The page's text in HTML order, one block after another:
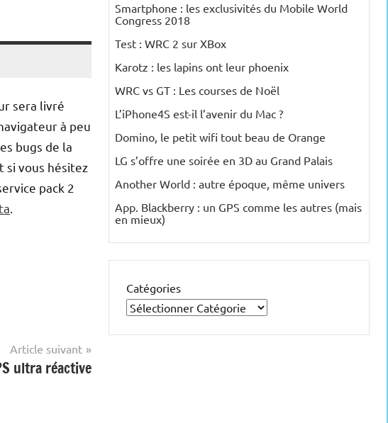
sera livré
à peu
bugs de la
si vous hésitez
pack 2
Article suivant
ultra réactive
Smartphone : les exclusivités du Mobile World
Congress 2018
Test : WRC 2 sur XBox
Karotz : les lapins ont leur phoenix
WRC vs GT : Les courses de Noël
L’iPhone4S est-il l’avenir du Mac ?
Domino, le petit wifi tout beau de Orange
LG s’offre une soirée en 3D au Grand Palais
Another World : autre époque, même univers
App. Blackberry : un GPS comme les autres (mais
en mieux)
Catégories